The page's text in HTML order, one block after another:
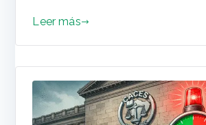
Leer más